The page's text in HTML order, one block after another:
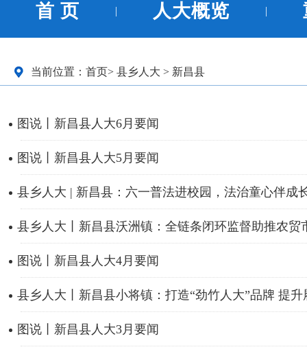
首 页 | 人大概览 |
当前位置： 首页> 县乡人大 > 新昌县
图说丨新昌县人大6月要闻
图说丨新昌县人大5月要闻
县乡人大 | 新昌县：六一普法进校园，法治童心伴成
县乡人大丨新昌县沃洲镇：全链条闭环监督助推农贸
图说丨新昌县人大4月要闻
县乡人大丨新昌县小将镇：打造“劲竹人大”品牌 提升
图说丨新昌县人大3月要闻